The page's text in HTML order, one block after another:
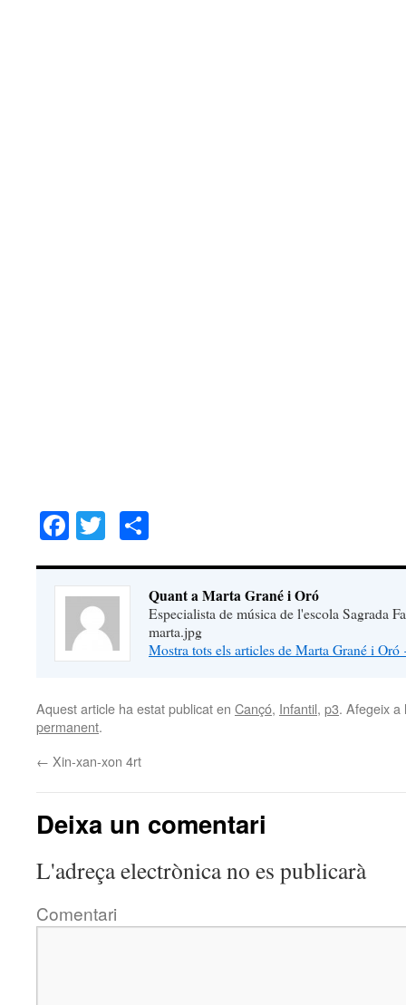
Facebook
Twitter
Quant a Marta Grané i Oró
Especialista de música de l'escola Sagrada
marta.jpg
Mostra tots els articles de Marta Grané i Oró
Aquest article ha estat publicat en Cançó, Infantil, p3. Afegeix a
permanent.
← Xin-xan-xon 4rt
Deixa un comentari
L'adreça electrònica no es publicarà
Comentari